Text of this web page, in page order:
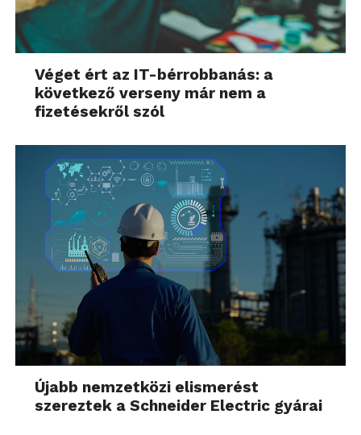
Véget ért az IT-bérrobbanás: a
következő verseny már nem a
fizetésekről szól
Újabb nemzetközi elismerést
szereztek a Schneider Electric gyárai